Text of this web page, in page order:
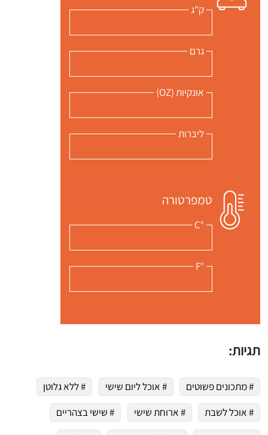
שלי "פודיק" כמנויים עוד היום!
ק"ג
גרם
אונקיות (OZ)
ליברות
טמפרטורה
°C
°F
תגיות:
# מתכונים פשוטים # אוכל ליום שישי
# ללא גלוטן
# אוכל לשבת
# ארוחת שישי
# שישי בצהריים